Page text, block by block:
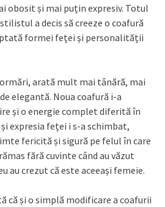
obosit și mai puțin expresiv. Totul
a decis să creeze o coafură
formei feței și personalității
arată mult mai tânără, mai
elegantă. Noua coafură i-a
și o energie complet diferită în
expresia feței i s-a schimbat,
fericită și sigură pe felul în care
fără cuvinte când au văzut
au crezut că este aceeași femeie.
că și o simplă modificare a coafurii